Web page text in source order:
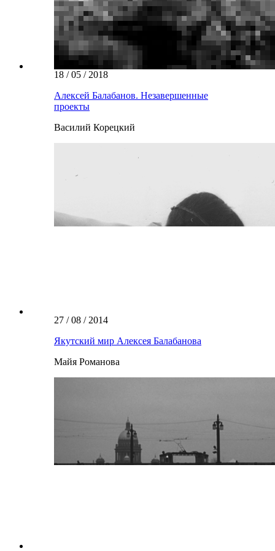
18 / 05 / 2018
Алексей Балабанов. Незавершенные
проекты
Василий Корецкий
27 / 08 / 2014
Якутский мир Алексея Балабанова
Майя Романова